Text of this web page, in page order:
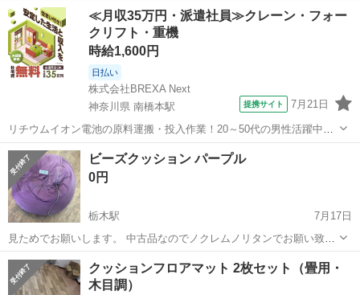
栃木 栃木市 家中駅 ファブリック、カバー
≪月収35万円・派遣社員≫クレーン・フォー
クリフト・重機
時給1,600円
日払い
株式会社BREXA Next
神奈川県 南橋本駅
提携サイト 7月21日
リチウムイオン電池の原料運搬・投入作業！20～50代の男性活躍中★
ワンルーム寮完備！赴任旅費会社負担！年間休日130日★フォークリフ
ト免許お持ちの方、活躍中！就業先食堂利用可★《神奈川県相模原
市》 人気の工場のお仕事 ◇電...
神奈川 相模原市 南橋本駅 その他
ビーズクッション パープル
0円
栃木駅
7月17日
見ためでお願いします。 中古品なのでノクレムノリタンでお願い致し
ます キズなどあり。
栃木 栃木市 ファブリック、カバー
クッションフロアマット 2枚セット（畳用・
木目調）